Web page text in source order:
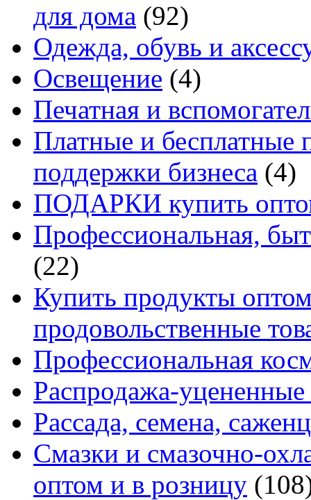
для дома (92)
Одежда, обувь и
Освещение (4)
Печатная и
Платные и бесплатные
поддержки бизнеса (4)
ПОДАРКИ купить
Профессиональная,
(22)
Купить продукты
продовольственные
Профессиональная
Распродажа-уцененные
Рассада, семена,
Смазки и смазочно-
оптом и в розницу